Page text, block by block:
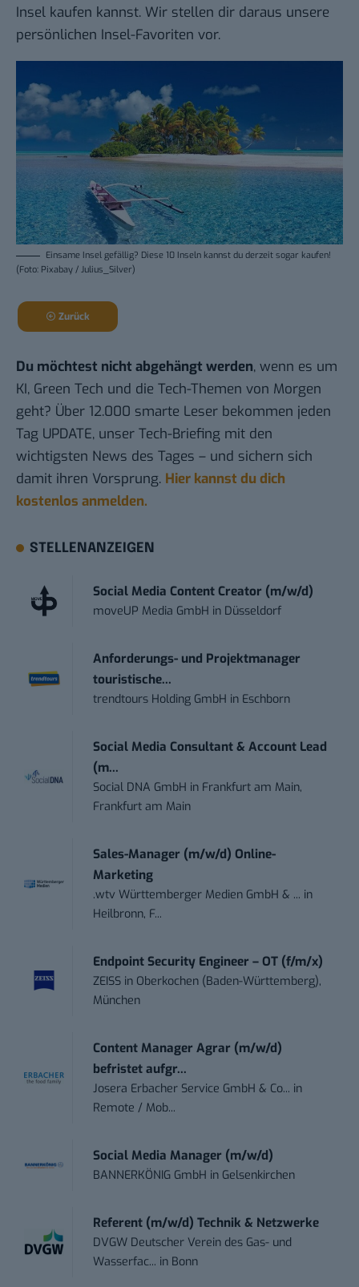
Insel kaufen kannst. Wir stellen dir daraus unsere
persönlichen Insel-Favoriten vor.
Einsame Insel gefällig? Diese 10 Inseln kannst du derzeit sogar kaufen!
(Foto: Pixabay / Julius_Silver)
Zurück
Du möchtest nicht abgehängt werden, wenn es um
KI, Green Tech und die Tech-Themen von Morgen
geht? Über 12.000 smarte Leser bekommen jeden
Tag UPDATE, unser Tech-Briefing mit den
wichtigsten News des Tages – und sichern sich
damit ihren Vorsprung. Hier kannst du dich
kostenlos anmelden.
STELLENANZEIGEN
Social Media Content Creator (m/w/d)
moveUP Media GmbH in Düsseldorf
Anforderungs- und Projektmanager
touristische...
trendtours Holding GmbH in Eschborn
Social Media Consultant & Account Lead
(m...
Social DNA GmbH in Frankfurt am Main,
Frankfurt am Main
Sales-Manager (m/w/d) Online-
Marketing
.wtv Württemberger Medien GmbH & ... in
Heilbronn, F...
Endpoint Security Engineer – OT (f/m/x)
ZEISS in Oberkochen (Baden-Württemberg),
München
Content Manager Agrar (m/w/d)
befristet aufgr...
Josera Erbacher Service GmbH & Co... in
Remote / Mob...
Social Media Manager (m/w/d)
BANNERKÖNIG GmbH in Gelsenkirchen
Referent (m/w/d) Technik & Netzwerke
DVGW Deutscher Verein des Gas- und
Wasserfac... in Bonn